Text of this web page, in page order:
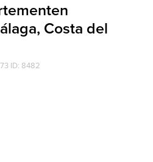
Costa del
ID: 8482